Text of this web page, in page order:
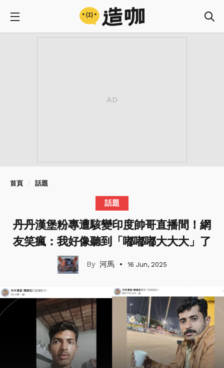
首頁 話題
話題
丹丹漢堡粉專遭駭變印度帥哥直播間！網
友笑瘋：我好像聽到「嘟嘟嘟大大大」了
河馬 16 Jun, 2025